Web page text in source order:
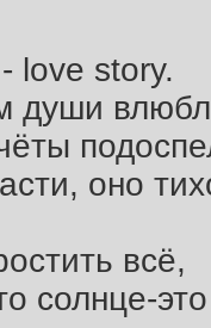
love story.
души
оно
всё,
солнце-